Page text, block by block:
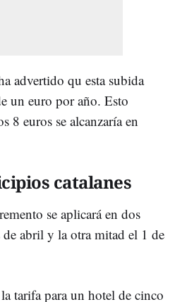
advertido qu esta subida
un euro por año. Esto
8 euros se alcanzaría en
catalanes
se aplicará en dos
de abril y la otra mitad el 1 de
tarifa para un hotel de cinco